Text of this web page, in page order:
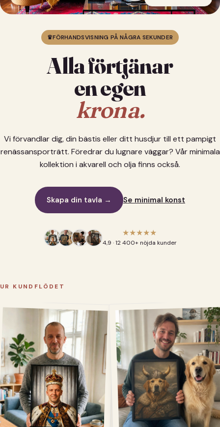
♛FÖRHANDSVISNING PÅ NÅGRA SEKUNDER
Alla förtjänar
en egen
krona.
Vi förvandlar dig, din bästis eller ditt husdjur till ett pampigt
renässansporträtt. Föredrar du lugnare väggar? Vår minimala
kollektion i akvarell och olja finns också.
Skapa din tavla → Se minimal konst
★★★★★
4,9 · 12 400+ nöjda kunder
UR KUNDFLÖDET